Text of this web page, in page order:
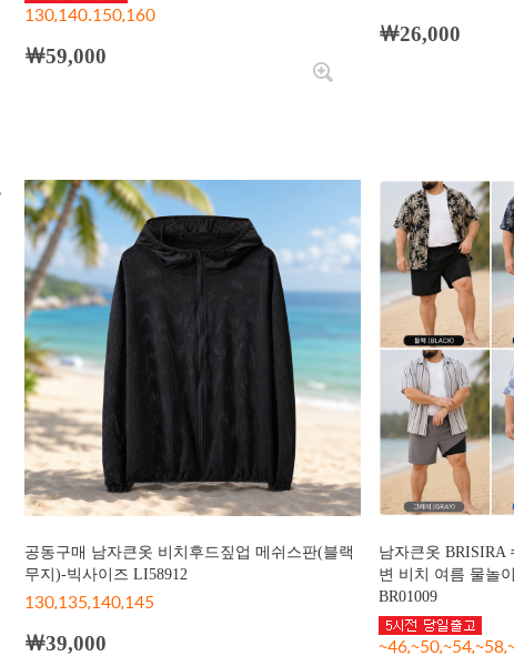
130,140.150,160
￦59,000
￦26,000
공동구매 남자큰옷 비치후드짚업 메쉬스판(블랙
무지)-빅사이즈 LI58912
130,135,140,145
￦39,000
남자큰옷 BRISIRA
변 비치 여름 물놀
BR01009